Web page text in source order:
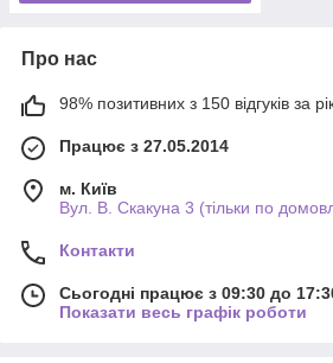
Про нас
98% позитивних з 150 відгуків за
Працює з 27.05.2014
м. Київ
Вул. В. Скакуна 3 (тільки по
Контакти
Сьогодні працює з 09:30 до
Показати весь графік роботи